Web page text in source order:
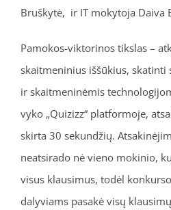
Bruškytė, ir IT mokytoja Daiva
Pamokos-viktorinos tikslas –
skaitmeninius iššūkius,
ir skaitmeninėmis
vyko „Quizizz“ platformoje,
skirta 30 sekundžių.
neatsirado nė vieno mokinio,
visus klausimus, todėl
dalyviams pasakė visų